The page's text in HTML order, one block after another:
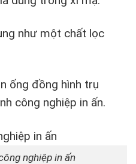
như một chất lọc
ống đồng hình trụ
công nghiệp in ấn.
nghiệp in ấn